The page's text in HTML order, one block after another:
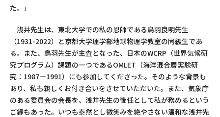
た。」
浅井先生は、東北大学での私の恩師である鳥羽良明先生
（1931-2022）と京都大学理学部地球物理学教室の同級生であ
る。また、鳥羽先生が主査となった、日本のWCRP（世界気候研
究プログラム）課題の一つであるOMLET（海洋混合層実験研
究：1987—1991）にも参加してくださった。そのような背景も
あり、私も親しくお付き合いをさせていただいた。また、気象庁
のある委員会の会長を、浅井先生の後任として私が務めるという
ご縁もあった。いつも泰然とし微笑みを絶やさない温和な浅井先